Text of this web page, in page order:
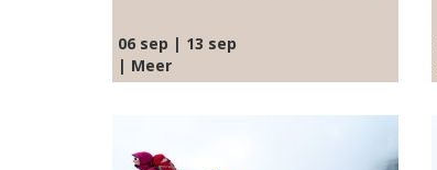
06 sep | 13 sep
| Meer